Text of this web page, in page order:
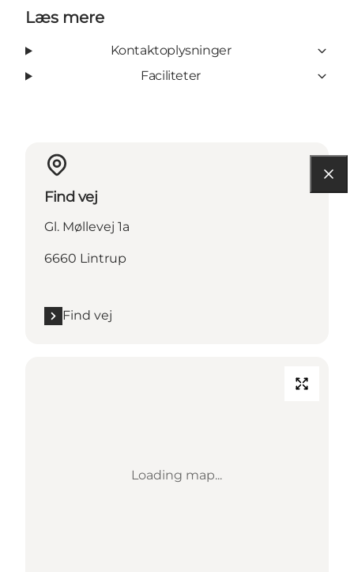
Læs mere
Kontaktoplysninger
Faciliteter
Find vej
Gl. Møllevej 1a
6660 Lintrup
Find vej
Loading map...